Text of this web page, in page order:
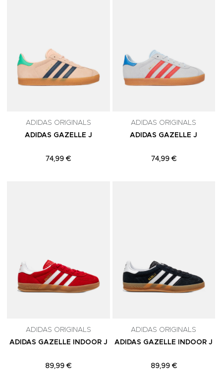
ADIDAS ORIGINALS
ADIDAS GAZELLE J
74,99 €
ADIDAS ORIGINALS
ADIDAS GAZELLE J
74,99 €
ADIDAS ORIGINALS
ADIDAS GAZELLE INDOOR J
89,99 €
ADIDAS ORIGINALS
ADIDAS GAZELLE INDOOR J
89,99 €